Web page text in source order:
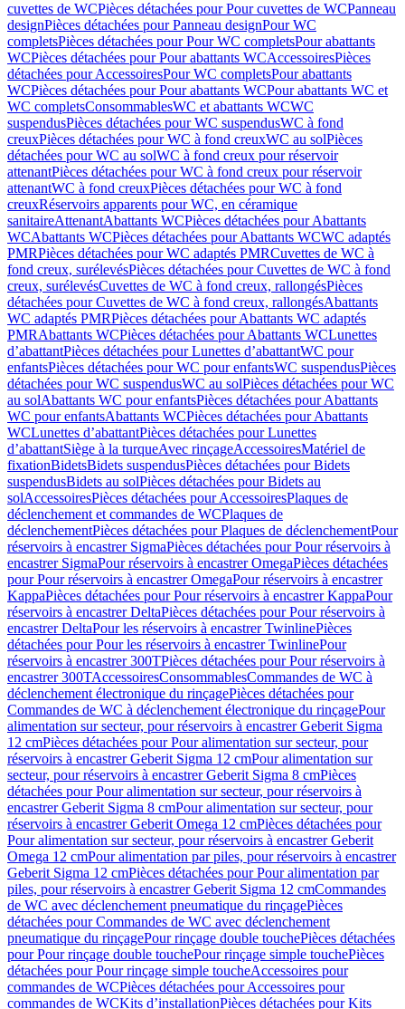
cuvettes de WCPièces détachées pour Pour cuvettes de WCPanneau
designPièces détachées pour Panneau designPour WC
completsPièces détachées pour Pour WC completsPour abattants
WCPièces détachées pour Pour abattants WCAccessoiresPièces
détachées pour AccessoiresPour WC completsPour abattants
WCPièces détachées pour Pour abattants WCPour abattants WC et
WC completsConsommablesWC et abattants WCWC
suspendusPièces détachées pour WC suspendusWC à fond
creuxPièces détachées pour WC à fond creuxWC au solPièces
détachées pour WC au solWC à fond creux pour réservoir
attenantPièces détachées pour WC à fond creux pour réservoir
attenantWC à fond creuxPièces détachées pour WC à fond
creuxRéservoirs apparents pour WC, en céramique
sanitaireAttenantAbattants WCPièces détachées pour Abattants
WCAbattants WCPièces détachées pour Abattants WCWC adaptés
PMRPièces détachées pour WC adaptés PMRCuvettes de WC à
fond creux, surélevésPièces détachées pour Cuvettes de WC à fond
creux, surélevésCuvettes de WC à fond creux, rallongésPièces
détachées pour Cuvettes de WC à fond creux, rallongésAbattants
WC adaptés PMRPièces détachées pour Abattants WC adaptés
PMRAbattants WCPièces détachées pour Abattants WCLunettes
d’abattantPièces détachées pour Lunettes d’abattantWC pour
enfantsPièces détachées pour WC pour enfantsWC suspendusPièces
détachées pour WC suspendusWC au solPièces détachées pour WC
au solAbattants WC pour enfantsPièces détachées pour Abattants
WC pour enfantsAbattants WCPièces détachées pour Abattants
WCLunettes d’abattantPièces détachées pour Lunettes
d’abattantSiège à la turqueAvec rinçageAccessoiresMatériel de
fixationBidetsBidets suspendusPièces détachées pour Bidets
suspendusBidets au solPièces détachées pour Bidets au
solAccessoiresPièces détachées pour AccessoiresPlaques de
déclenchement et commandes de WCPlaques de
déclenchementPièces détachées pour Plaques de déclenchementPour
réservoirs à encastrer SigmaPièces détachées pour Pour réservoirs à
encastrer SigmaPour réservoirs à encastrer OmegaPièces détachées
pour Pour réservoirs à encastrer OmegaPour réservoirs à encastrer
KappaPièces détachées pour Pour réservoirs à encastrer KappaPour
réservoirs à encastrer DeltaPièces détachées pour Pour réservoirs à
encastrer DeltaPour les réservoirs à encastrer TwinlinePièces
détachées pour Pour les réservoirs à encastrer TwinlinePour
réservoirs à encastrer 300TPièces détachées pour Pour réservoirs à
encastrer 300TAccessoiresConsommablesCommandes de WC à
déclenchement électronique du rinçagePièces détachées pour
Commandes de WC à déclenchement électronique du rinçagePour
alimentation sur secteur, pour réservoirs à encastrer Geberit Sigma
12 cmPièces détachées pour Pour alimentation sur secteur, pour
réservoirs à encastrer Geberit Sigma 12 cmPour alimentation sur
secteur, pour réservoirs à encastrer Geberit Sigma 8 cmPièces
détachées pour Pour alimentation sur secteur, pour réservoirs à
encastrer Geberit Sigma 8 cmPour alimentation sur secteur, pour
réservoirs à encastrer Geberit Omega 12 cmPièces détachées pour
Pour alimentation sur secteur, pour réservoirs à encastrer Geberit
Omega 12 cmPour alimentation par piles, pour réservoirs à encastrer
Geberit Sigma 12 cmPièces détachées pour Pour alimentation par
piles, pour réservoirs à encastrer Geberit Sigma 12 cmCommandes
de WC avec déclenchement pneumatique du rinçagePièces
détachées pour Commandes de WC avec déclenchement
pneumatique du rinçagePour rinçage double touchePièces détachées
pour Pour rinçage double touchePour rinçage simple touchePièces
détachées pour Pour rinçage simple toucheAccessoires pour
commandes de WCPièces détachées pour Accessoires pour
commandes de WCKits d’installationPièces détachées pour Kits